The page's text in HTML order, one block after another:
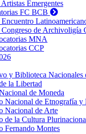
Artistas Emergentes
FC BCB
Encuentro
Congreso de Archivoligía
MNA
CCP
y Biblioteca Nacionales
la Libertad
de Moneda
Nacional de Etnografía y
Nacional de Arte
de la Cultura
Fernando Montes